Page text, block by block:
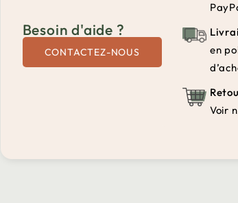
Besoin d'aide ?
CONTACTEZ-NOUS
en
Voir